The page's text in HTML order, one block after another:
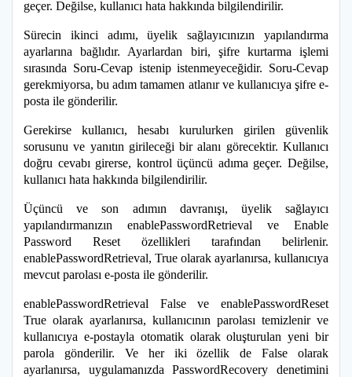
geçer. Değilse, kullanıcı hata hakkında bilgilendirilir.
Sürecin ikinci adımı, üyelik sağlayıcınızın yapılandırma
ayarlarına bağlıdır. Ayarlardan biri, şifre kurtarma işlemi
sırasında Soru-Cevap istenip istenmeyeceğidir. Soru-Cevap
gerekmiyorsa, bu adım tamamen atlanır ve kullanıcıya şifre e-
posta ile gönderilir.
Gerekirse kullanıcı, hesabı kurulurken girilen güvenlik
sorusunu ve yanıtın girileceği bir alanı görecektir. Kullanıcı
doğru cevabı girerse, kontrol üçüncü adıma geçer. Değilse,
kullanıcı hata hakkında bilgilendirilir.
Üçüncü ve son adımın davranışı, üyelik sağlayıcı
yapılandırmanızın enablePasswordRetrieval ve Enable
Password Reset özellikleri tarafından belirlenir.
enablePasswordRetrieval, True olarak ayarlanırsa, kullanıcıya
mevcut parolası e-posta ile gönderilir.
enablePasswordRetrieval False ve enablePasswordReset
True olarak ayarlanırsa, kullanıcının parolası temizlenir ve
kullanıcıya e-postayla otomatik olarak oluşturulan yeni bir
parola gönderilir. Ve her iki özellik de False olarak
ayarlanırsa, uygulamanızda PasswordRecovery denetimini